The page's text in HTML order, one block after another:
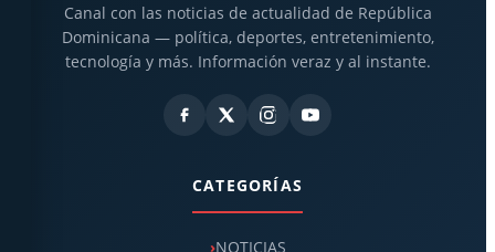
Canal con las noticias de actualidad de República
Dominicana — política, deportes, entretenimiento,
tecnología y más. Información veraz y al instante.
CATEGORÍAS
NOTICIAS